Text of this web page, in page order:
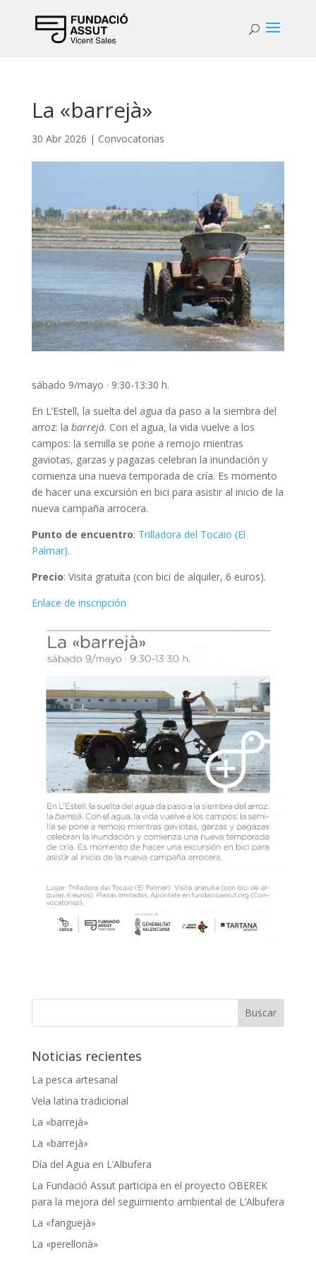
La «barrejà»
30 Abr 2026 | Convocatorias
sábado 9/mayo · 9:30-13:30 h.
En L’Estell, la suelta del agua da paso a la siembra del
arroz: la barrejà. Con el agua, la vida vuelve a los
campos: la semilla se pone a remojo mientras
gaviotas, garzas y pagazas celebran la inundación y
comienza una nueva temporada de cría. Es momento
de hacer una excursión en bici para asistir al inicio de la
nueva campaña arrocera.
Punto de encuentro: Trilladora del Tocaio (El
Palmar).
Precio: Visita gratuita (con bici de alquiler, 6 euros).
Enlace de inscripción
Noticias recientes
La pesca artesanal
Vela latina tradicional
La «barrejà»
La «barrejà»
Día del Agua en L’Albufera
La Fundació Assut participa en el proyecto OBEREK
para la mejora del seguimiento ambiental de L’Albufera
La «fanguejà»
La «perellonà»